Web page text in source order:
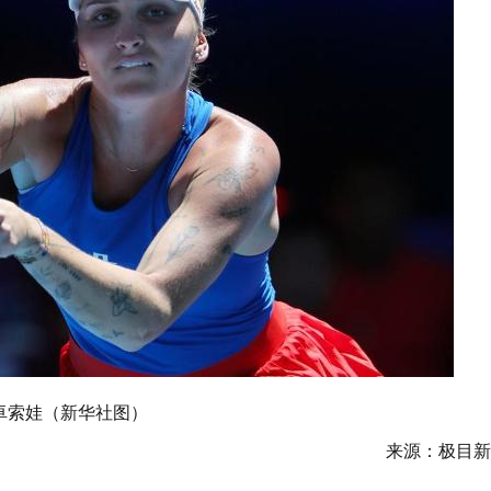
索娃（新华社图）
来源：极目